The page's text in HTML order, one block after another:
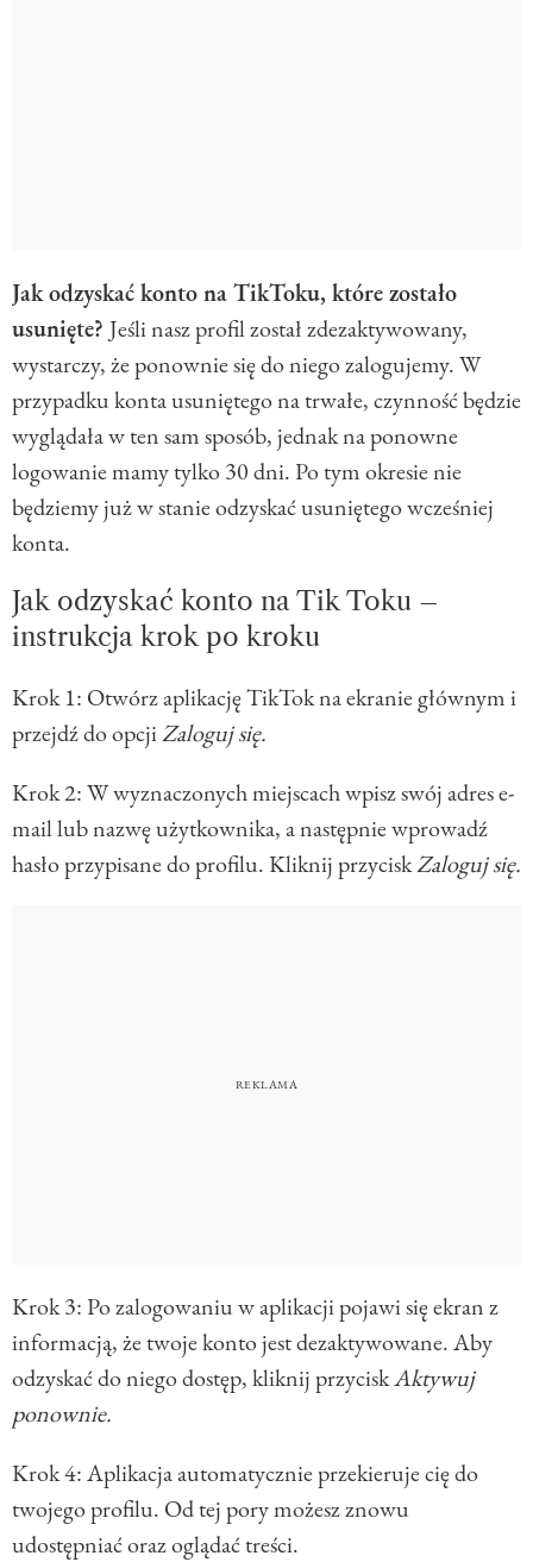
Jak odzyskać konto na TikToku, które zostało
usunięte? Jeśli nasz profil został zdezaktywowany,
wystarczy, że ponownie się do niego zalogujemy. W
przypadku konta usuniętego na trwałe, czynność będzie
wyglądała w ten sam sposób, jednak na ponowne
logowanie mamy tylko 30 dni. Po tym okresie nie
będziemy już w stanie odzyskać usuniętego wcześniej
konta.
Jak odzyskać konto na Tik Toku –
instrukcja krok po kroku
Krok 1: Otwórz aplikację TikTok na ekranie głównym i
przejdź do opcjiZaloguj się.
Krok 2: W wyznaczonych miejscach wpisz swój adres e-
mail lub nazwę użytkownika, a następnie wprowadź
hasło przypisane do profilu. Kliknij przyciskZaloguj się.
Krok 3: Po zalogowaniu w aplikacji pojawi się ekran z
informacją, że twoje konto jest dezaktywowane. Aby
odzyskać do niego dostęp, kliknij przyciskAktywuj
ponownie.
Krok 4: Aplikacja automatycznie przekieruje cię do
twojego profilu. Od tej pory możesz znowu
udostępniać oraz oglądać treści.